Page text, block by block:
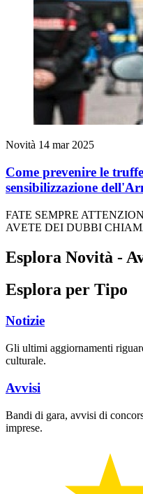
Novità 14 mar 2025
Come prevenire le
sensibilizzazione
FATE SEMPRE
AVETE DEI DUBBI
Esplora Novità -
Esplora per Tipo
Notizie
Gli ultimi aggiornamenti
culturale.
Avvisi
Bandi di gara, avvisi di
imprese.